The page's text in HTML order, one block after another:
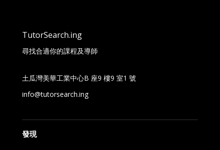
TutorSearch.ing
尋找合適你的課程及導師
土瓜灣美華工業中心B 座9 樓9 室1 號
info@tutorsearch.ing
發現